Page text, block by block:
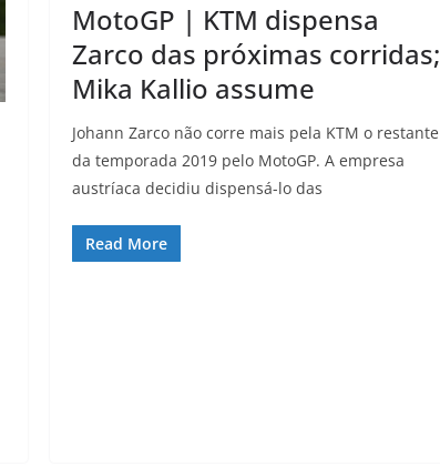
MotoGP | KTM dispensa
Zarco das próximas corridas;
Mika Kallio assume
Johann Zarco não corre mais pela KTM o restante
da temporada 2019 pelo MotoGP. A empresa
austríaca decidiu dispensá-lo das
Read More